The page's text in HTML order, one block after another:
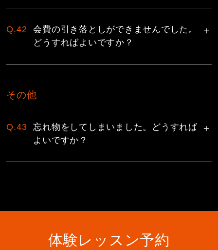
Q.42
会費の引き落としができませんでした。
どうすればよいですか？
その他
Q.43
忘れ物をしてしまいました。どうすれば
よいですか？
体験レッスン予約